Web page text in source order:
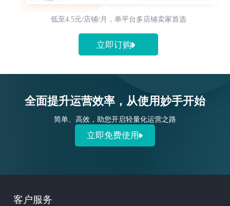
低至4.5元/店铺/月，单平台多店铺卖家首选
立即订购
全面提升运营效率，从使用妙手开始
简单、高效，助您开启轻量化运营之路
立即免费使用
客户服务